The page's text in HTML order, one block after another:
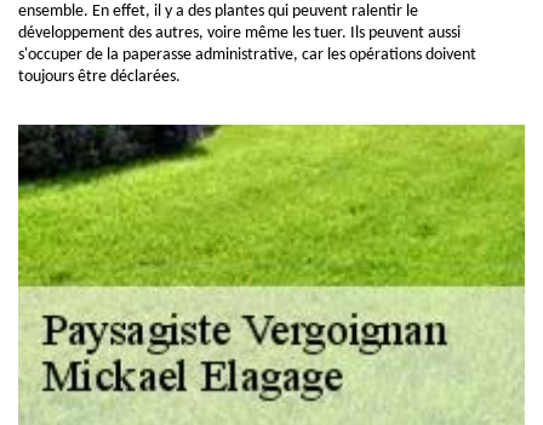
ensemble. En effet, il y a des plantes qui peuvent ralentir le
développement des autres, voire même les tuer. Ils peuvent aussi
s'occuper de la paperasse administrative, car les opérations doivent
toujours être déclarées.